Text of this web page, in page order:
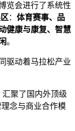
览会进行了系统性
： 体育赛事、品
健康与康复、智慧
。
驱动着马拉松产业
聚了国内外顶级
念与商业合作模